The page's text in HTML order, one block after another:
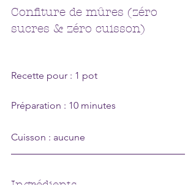
Confiture de mûres (zéro
sucres & zéro cuisson)
Recette pour : 1 pot
Préparation : 10 minutes
Cuisson : aucune